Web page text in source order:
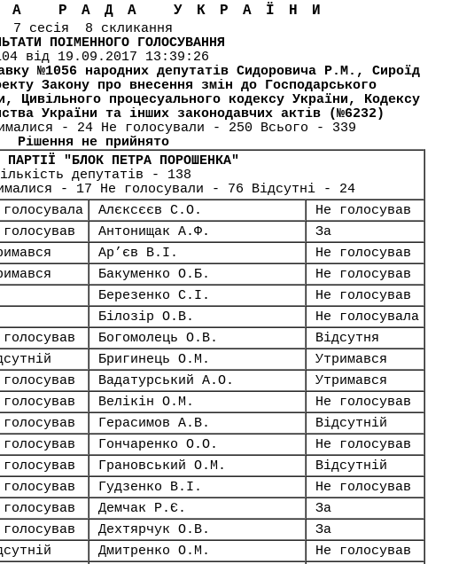
РАДА УКРАЇНИ
7 сесія 8 скликання
ПОІМЕННОГО ГОЛОСУВАННЯ
від 19.09.2017 13:39:26
№1056 народних депутатів Сидоровича Р.М., Сироїд
Закону про внесення змін до Господарського
Цивільного процесуального кодексу України, Кодексу
України та інших законодавчих актів (№6232)
- 24 Не голосували - 250 Всього - 339
Рішення не прийнято
ПАРТІЇ "БЛОК ПЕТРА ПОРОШЕНКА"
депутатів - 138
- 17 Не голосували - 76 Відсутні - 24
Алєксєєв С.О.
Не голосував
Антонищак А.Ф.
За
Ар’єв В.І.
Не голосував
Бакуменко О.Б.
Не голосував
Березенко С.І.
Не голосував
Білозір О.В.
Не голосувала
Богомолець О.В.
Відсутня
Бригинець О.М.
Утримався
Вадатурський А.О.
Утримався
Велікін О.М.
Не голосував
Герасимов А.В.
Відсутній
Гончаренко О.О.
Не голосував
Грановський О.М.
Відсутній
Гудзенко В.І.
Не голосував
Демчак Р.Є.
За
Дехтярчук О.В.
За
Дмитренко О.М.
Не голосував